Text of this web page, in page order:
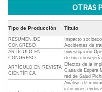
OTRAS
Tipo de Producción Título
RESUMEN DE
CONGRESO
Impacto
Accidentes de
ARTÍCULO EN
CONGRESO
Investigación
de una
ARTÍCULO EN REVISTA
CIENTÍFICA
Efectos de la
Casa de Espera
red de Salud
Análisis de
infusiones